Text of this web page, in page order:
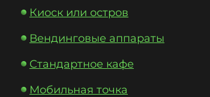
Киоск или остров
Вендинговые аппараты
Стандартное кафе
Мобильная точка